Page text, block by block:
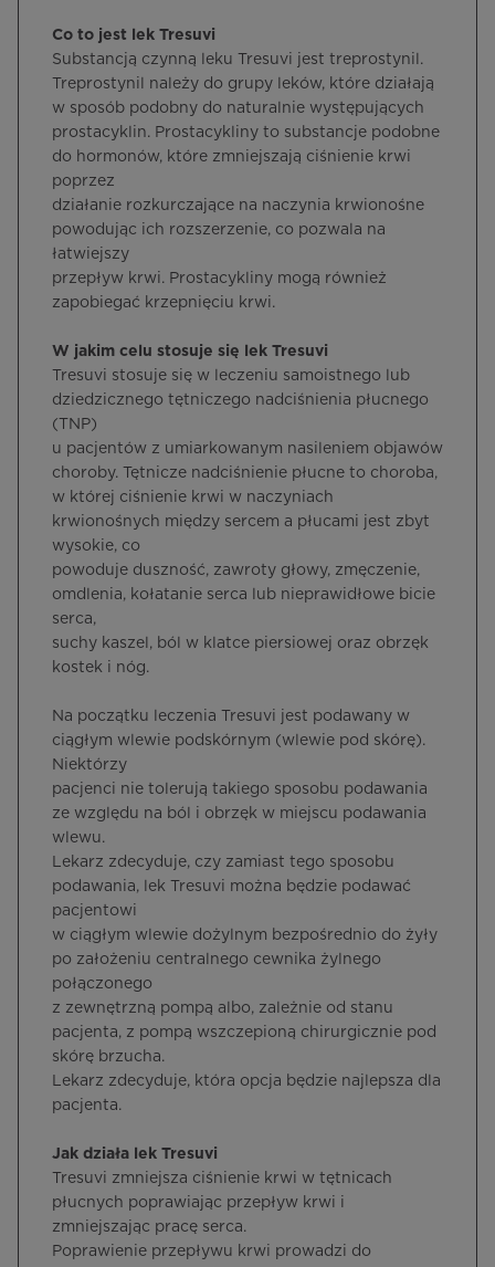
Co to jest lek Tresuvi
Substancją czynną leku Tresuvi jest treprostynil.
Treprostynil należy do grupy leków, które działają
w sposób podobny do naturalnie występujących
prostacyklin. Prostacykliny to substancje podobne
do hormonów, które zmniejszają ciśnienie krwi
poprzez
działanie rozkurczające na naczynia krwionośne
powodując ich rozszerzenie, co pozwala na
łatwiejszy
przepływ krwi. Prostacykliny mogą również
zapobiegać krzepnięciu krwi.
W jakim celu stosuje się lek Tresuvi
Tresuvi stosuje się w leczeniu samoistnego lub
dziedzicznego tętniczego nadciśnienia płucnego
(TNP)
u pacjentów z umiarkowanym nasileniem objawów
choroby. Tętnicze nadciśnienie płucne to choroba,
w której ciśnienie krwi w naczyniach
krwionośnych między sercem a płucami jest zbyt
wysokie, co
powoduje duszność, zawroty głowy, zmęczenie,
omdlenia, kołatanie serca lub nieprawidłowe bicie
serca,
suchy kaszel, ból w klatce piersiowej oraz obrzęk
kostek i nóg.
Na początku leczenia Tresuvi jest podawany w
ciągłym wlewie podskórnym (wlewie pod skórę).
Niektórzy
pacjenci nie tolerują takiego sposobu podawania
ze względu na ból i obrzęk w miejscu podawania
wlewu.
Lekarz zdecyduje, czy zamiast tego sposobu
podawania, lek Tresuvi można będzie podawać
pacjentowi
w ciągłym wlewie dożylnym bezpośrednio do żyły
po założeniu centralnego cewnika żylnego
połączonego
z zewnętrzną pompą albo, zależnie od stanu
pacjenta, z pompą wszczepioną chirurgicznie pod
skórę brzucha.
Lekarz zdecyduje, która opcja będzie najlepsza dla
pacjenta.
Jak działa lek Tresuvi
Tresuvi zmniejsza ciśnienie krwi w tętnicach
płucnych poprawiając przepływ krwi i
zmniejszając pracę serca.
Poprawienie przepływu krwi prowadzi do